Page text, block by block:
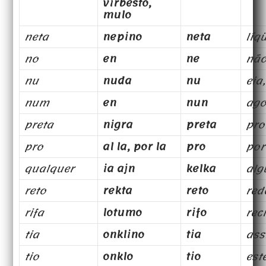
mulo
neta nepino neta
no
en ne
nu
nuda nu
num
en nun
preta
nigra preta
pro
al la, por la pro
por
qualquer
ia ajn kelka
reto
rekta reto
rifa
lotumo rifo
tia
onklino tia
tio
onklo tio